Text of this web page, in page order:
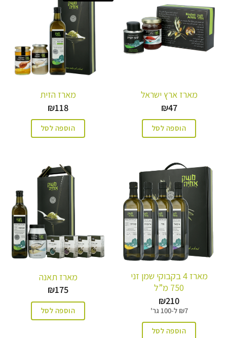
מארז ארץ ישראל
₪47
הוספה לסל
מארז הזית
₪118
הוספה לסל
מארז 4 בקבוקי שמן זני
750 מ”ל
₪210
₪7 ל-100 גר'
הוספה לסל
מארז תאנה
₪175
הוספה לסל